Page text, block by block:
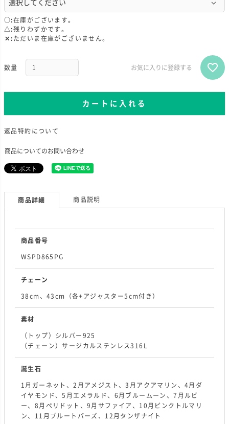
○ 在庫がございます。
△ 残りわずかです。
✕
ただいま在庫がございません。
お気に入りに登録する
カートに入れる
返品特約について
商品についてのお問い合わせ
商品詳細 商品説明
商品番号
WSPD865PG
チェーン
38cm、43cm（各+アジャスター5cm付き）
素材
（トップ）シルバー925
（チェーン）サージカルステンレス316L
誕生石
1月ガーネット、2月アメジスト、3月アクアマリン、4月ダ
イヤモンド、5月エメラルド、6月ブルームーン、7月ルビ
ー、8月ペリドット、9月サファイア、10月ピンクトルマリ
ン、11月ブルートパーズ、12月タンザナイト